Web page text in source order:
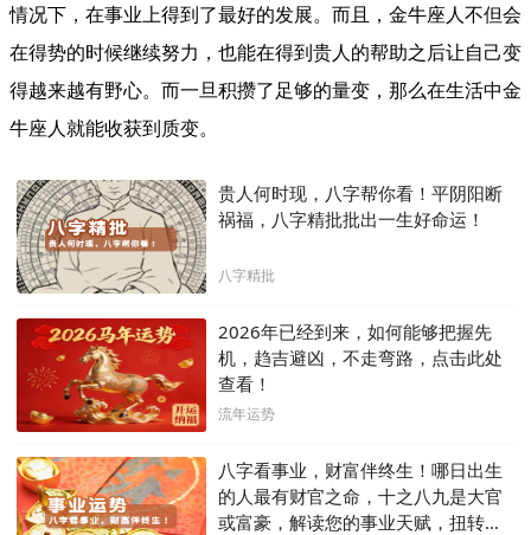
情况下，在事业上得到了最好的发展。而且，金牛座人不但会
在得势的时候继续努力，也能在得到贵人的帮助之后让自己变
得越来越有野心。而一旦积攒了足够的量变，那么在生活中金
牛座人就能收获到质变。
贵人何时现，八字帮你看！平阴阳断
祸福，八字精批批出一生好命运！
八字精批
2026年已经到来，如何能够把握先
机，趋吉避凶，不走弯路，点击此处
查看！
流年运势
八字看事业，财富伴终生！哪日出生
的人最有财官之命，十之八九是大官
或富豪，解读您的事业天赋，扭转当